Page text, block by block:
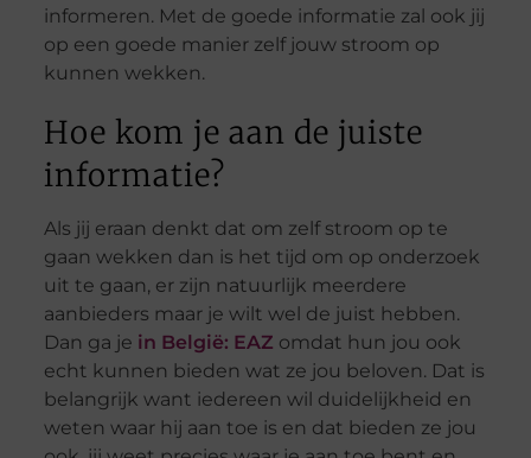
informeren. Met de goede informatie zal ook jij
op een goede manier zelf jouw stroom op
kunnen wekken.
Hoe kom je aan de juiste
informatie?
Als jij eraan denkt dat om zelf stroom op te
gaan wekken dan is het tijd om op onderzoek
uit te gaan, er zijn natuurlijk meerdere
aanbieders maar je wilt wel de juist hebben.
Dan ga je in België: EAZ omdat hun jou ook
echt kunnen bieden wat ze jou beloven. Dat is
belangrijk want iedereen wil duidelijkheid en
weten waar hij aan toe is en dat bieden ze jou